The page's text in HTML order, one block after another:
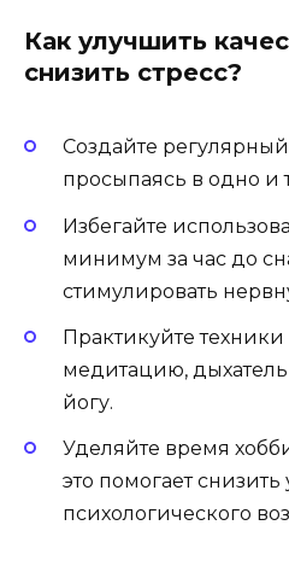
Как улучшить
снизить стресс?
Создайте
просыпаясь в одно и
Избегайте
минимум за час до
стимулировать
Практикуйте
медитацию,
йогу.
Уделяйте время
это помогает
психологического